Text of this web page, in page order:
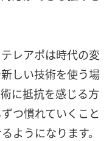
レアポは時代の変
しい技術を使う場
に抵抗を感じる方
つ慣れていくこと
ようになります。